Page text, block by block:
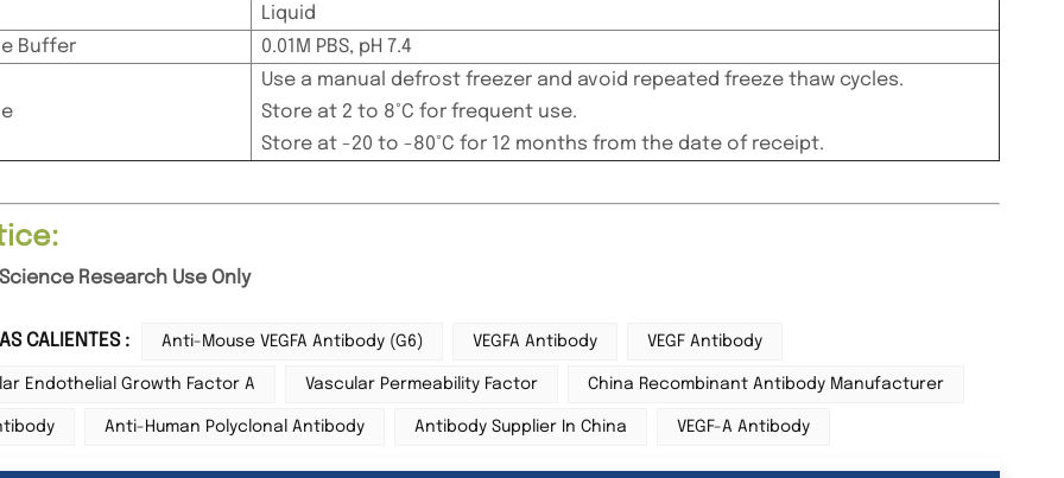
Liquid
Buffer
0.01M PBS, pH 7.4
Use a manual defrost freezer and avoid repeated freeze thaw cycles.
Store at 2 to 8°C for frequent use.
Store at -20 to -80°C for 12 months from the date of receipt.
Research Use Only
CALIENTES : Anti-Mouse VEGFA Antibody (G6) VEGFA Antibody VEGF Antibody
Endothelial Growth Factor A Vascular Permeability Factor China Recombinant Antibody Manufacturer
Anti-Human Polyclonal Antibody Antibody Supplier In China VEGF-A Antibody